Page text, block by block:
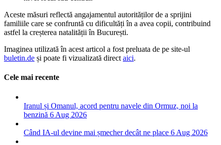
Aceste măsuri reflectă angajamentul autorităților de a sprijini
familiile care se confruntă cu dificultăți în a avea copii, contribuind
astfel la creșterea natalității în București.
Imaginea utilizată în acest articol a fost preluata de pe site-ul
buletin.de și poate fi vizualizată direct aici.
Cele mai recente
Iranul și Omanul, acord pentru navele din Ormuz, noi la
benzină 6 Aug 2026
Când IA-ul devine mai șmecher decât ne place 6 Aug 2026